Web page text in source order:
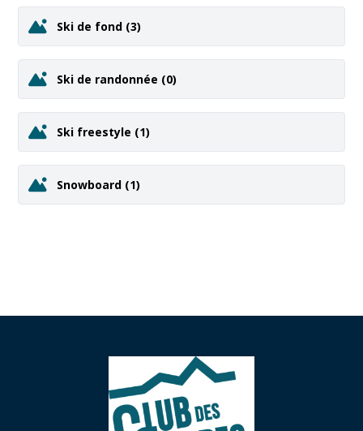
Ski de fond (3)
Ski de randonnée (0)
Ski freestyle (1)
Snowboard (1)